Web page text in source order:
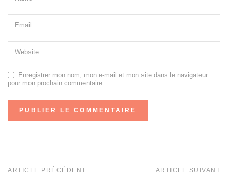
Enregistrer mon nom, mon e-mail et mon site dans le navigateur
pour mon prochain commentaire.
ARTICLE PRÉCÉDENT
ARTICLE SUIVANT